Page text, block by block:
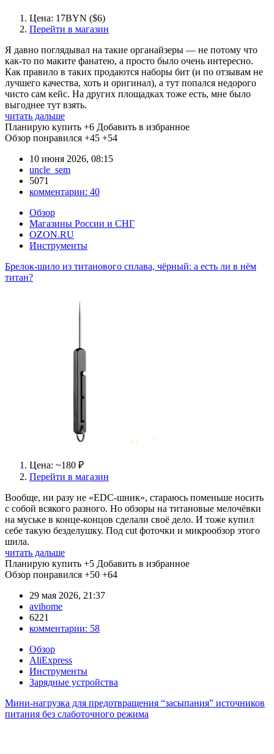
Цена: 17BYN ($6)
Перейти в магазин
Я давно поглядывал на такие органайзеры — не потому что
как-то по маките фанатею, а просто было очень интересно.
Как правило в таких продаются наборы бит (и по отзывам не
лучшего качества, хоть и оригинал), а тут попался недорого
чисто сам кейс. На других площадках тоже есть, мне было
выгоднее тут взять.
читать дальше
Планирую купить +6 Добавить в избранное
Обзор понравился +45 +54
10 июня 2026, 08:15
uncle_sem
5071
комментарии: 40
Обзор
Магазины России и СНГ
OZON.RU
Инструменты
Брелок-шило из титанового сплава, чёрный: а есть ли в нём
титан?
Цена: ~180 ₽
Перейти в магазин
Вообще, ни разу не «EDC-шник», стараюсь поменьше носить
с собой всякого разного. Но обзоры на титановые мелочёвки
на муське в конце-концов сделали своё дело. И тоже купил
себе такую безделушку. Под cut фоточки и микрообзор этого
шила.
читать дальше
Планирую купить +5 Добавить в избранное
Обзор понравился +50 +64
29 мая 2026, 21:37
avihome
6221
комментарии: 58
Обзор
AliExpress
Инструменты
Зарядные устройства
Мини-нагрузка для предотвращения “засыпания” источников
питания без слаботочного режима